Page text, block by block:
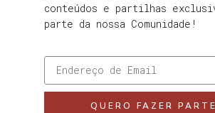
conteúdos e partilhas
parte da nossa Comunidade!
QUERO FAZER